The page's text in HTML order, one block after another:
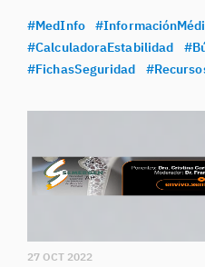
#MedInfo
#CalculadoraEstabilidad
#FichasSeguridad
27 OCT 2022